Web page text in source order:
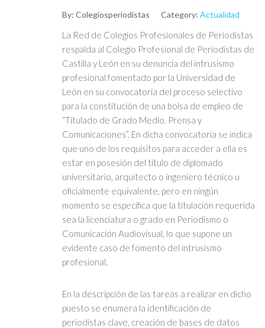
By: Colegiosperiodistas Category: Actualidad
La Red de Colegios Profesionales de Periodistas
respalda al Colegio Profesional de Periodistas de
Castilla y León en su denuncia del intrusismo
profesional fomentado por la Universidad de
León en su convocatoria del proceso selectivo
para la constitución de una bolsa de empleo de
“Titulado de Grado Medio. Prensa y
Comunicaciones”. En dicha convocatoria se indica
que uno de los requisitos para acceder a ella es
estar en posesión del título de diplomado
universitario, arquitecto o ingeniero técnico u
oficialmente equivalente, pero en ningún
momento se especifica que la titulación requerida
sea la licenciatura o grado en Periodismo o
Comunicación Audiovisual, lo que supone un
evidente caso de fomento del intrusismo
profesional.
En la descripción de las tareas a realizar en dicho
puesto se enumera la identificación de
periodistas clave, creación de bases de datos